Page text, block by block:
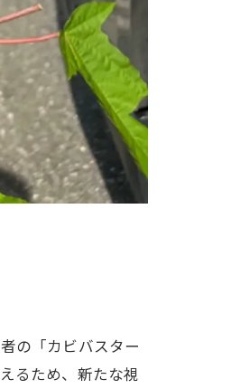
の「カビバスター
るため、新たな視